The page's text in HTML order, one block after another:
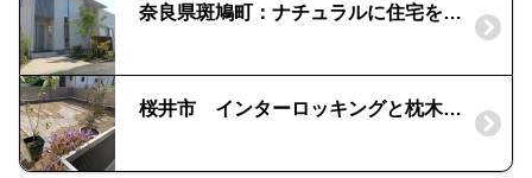
奈良県斑鳩町：ナチュラルに住宅を彩る外構
桜井市 インターロッキングと枕木でローメンテナンスのお庭